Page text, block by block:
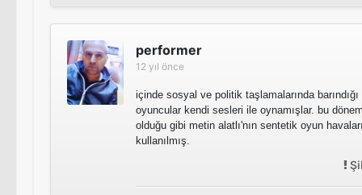
performer
12 yıl önce
içinde sosyal ve politik taşlamalarında
oyuncular kendi sesleri ile oynamışlar. bu
olduğu gibi metin alatlı'nın sentetik oyun
kullanılmış.